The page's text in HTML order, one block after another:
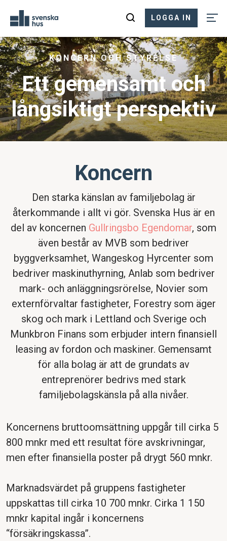
LOGGA IN
KONCERN OCH STYRELSE
Ett gemensamt och
långsiktigt perspektiv
Koncern
Den starka känslan av familjebolag är
återkommande i allt vi gör. Svenska Hus är en
del av koncernen Gullringsbo Egendomar, som
även består av MVB som bedriver
byggverksamhet, Wangeskog Hyrcenter som
bedriver maskinuthyrning, Anlab som bedriver
mark- och anläggningsrörelse, Novier som
externförvaltar fastigheter, Forestry som äger
skog och mark i Lettland och Sverige och
Munkbron Finans som erbjuder intern finansiell
leasing av fordon och maskiner. Gemensamt
för alla bolag är att de grundats av
entreprenörer bedrivs med stark
familjebolagskänsla på alla nivåer.
Koncernens bruttoomsättning uppgår till cirka 5
800 mnkr med ett resultat före avskrivningar,
men efter finansiella poster på drygt 560 mnkr.
Marknadsvärdet på gruppens fastigheter
uppskattas till cirka 10 700 mnkr. Cirka 1 150
mnkr kapital ingår i koncernens
“försäkringskassa”.